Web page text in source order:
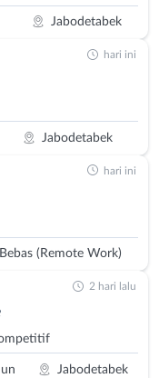
Jabodetabek
Jabodetabek
hari ini
Bebas (Remote Work)
hari ini
Jabodetabek
2 hari lalu